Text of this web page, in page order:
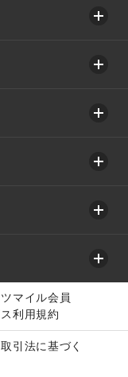
マイル会員
利用規約
引法に基づく